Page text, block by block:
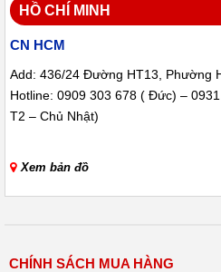
HỒ CHÍ MINH
CN HCM
Add: 436/24 Đường HT13, Phường
Hotline: 0909 303 678 ( Đức) –
T2 – Chủ Nhật)
Xem bản đồ
CHÍNH SÁCH MUA HÀNG